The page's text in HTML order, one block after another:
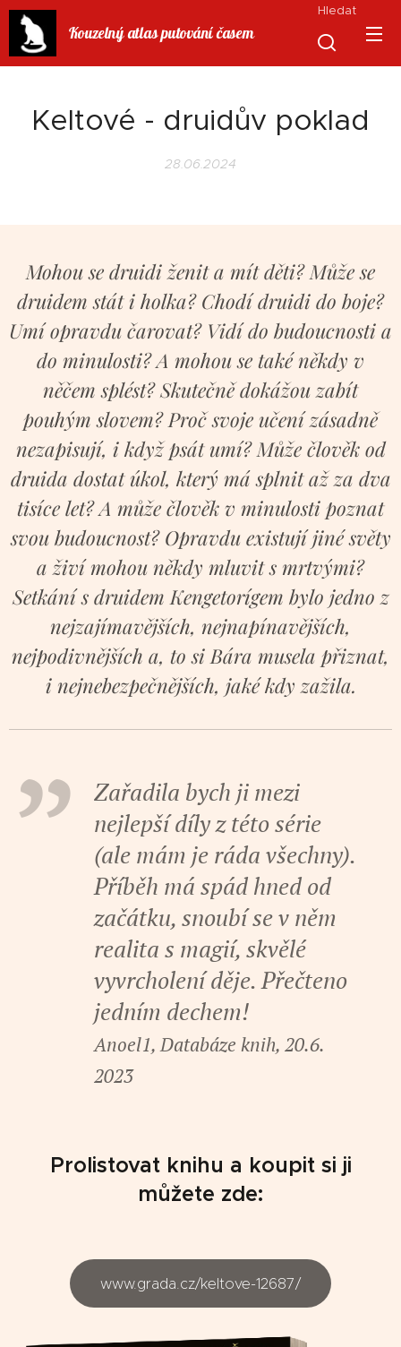
Kouzelný atlas putování časem
Hledat
Keltové - druidův poklad
28.06.2024
Mohou se druidi ženit a mít děti? Může se
druidem stát i holka? Chodí druidi do boje?
Umí opravdu čarovat? Vidí do budoucnosti a
do minulosti? A mohou se také někdy v
něčem splést? Skutečně dokážou zabít
pouhým slovem? Proč svoje učení zásadně
nezapisují, i když psát umí? Může člověk od
druida dostat úkol, který má splnit až za dva
tisíce let? A může člověk v minulosti poznat
svou budoucnost? Opravdu existují jiné světy
a živí mohou někdy mluvit s mrtvými?
Setkání s druidem Kengetorígem bylo jedno z
nejzajímavějších, nejnapínavějších,
nejpodivnějších a, to si Bára musela přiznat,
i nejnebezpečnějších, jaké kdy zažila.
Zařadila bych ji mezi
nejlepší díly z této série
(ale mám je ráda všechny).
Příběh má spád hned od
začátku, snoubí se v něm
realita s magií, skvělé
vyvrcholení děje. Přečteno
jedním dechem!
Anoel1, Databáze knih, 20.6.
2023
Prolistovat knihu a koupit si ji
můžete zde:
www.grada.cz/keltove-12687/